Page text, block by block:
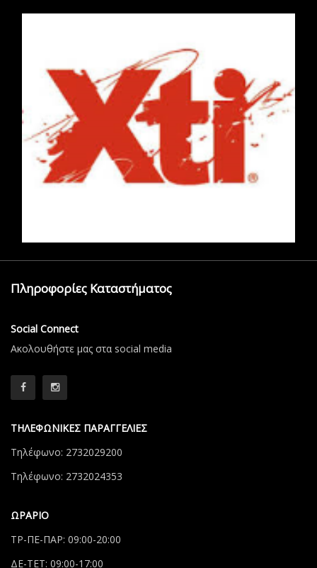
Πληροφορίες Καταστήματος
Social Connect
Aκολουθήστε μας στα social media
ΤΗΛΕΦΩΝΙΚΕΣ ΠΑΡΑΓΓΕΛΙΕΣ
Τηλέφωνο: 2732029200
Τηλέφωνο: 2732024353
ΩΡΑΡΙΟ
ΤΡ-ΠΕ-ΠΑΡ: 09:00-20:00
ΔΕ-ΤΕΤ: 09:00-17:00